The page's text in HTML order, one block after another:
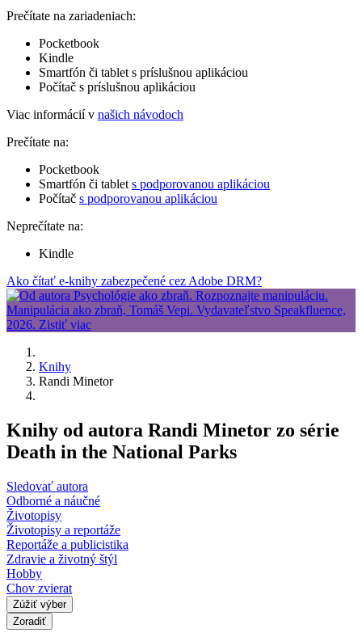
Prečítate na zariadeniach:
Pocketbook
Kindle
Smartfón či tablet s príslušnou aplikáciou
Počítač s príslušnou aplikáciou
Viac informácií v našich návodoch
Prečítate na:
Pocketbook
Smartfón či tablet s podporovanou aplikáciou
Počítač s podporovanou aplikáciou
Neprečítate na:
Kindle
Ako čítať e-knihy zabezpečené cez Adobe DRM?
Knihy
Randi Minetor
Knihy od autora Randi Minetor zo série
Death in the National Parks
Sledovať autora
Odborné a náučné
Životopisy
Životopisy a reportáže
Reportáže a publicistika
Zdravie a životný štýl
Hobby
Chov zvierat
Zúžiť výber
Zoradiť